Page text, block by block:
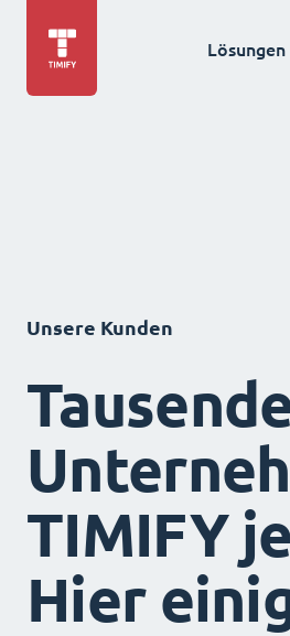
Lösungen
Unsere Kunden
TIMIFY
Hier